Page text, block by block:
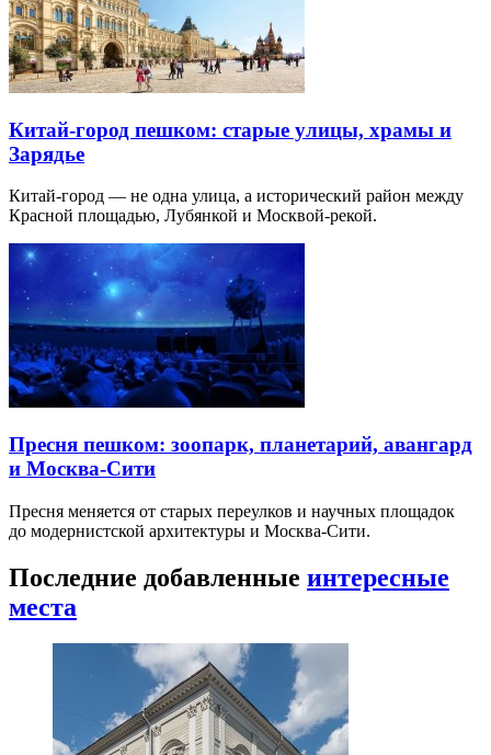
Китай-город пешком: старые улицы, храмы и
Зарядье
Китай-город — не одна улица, а исторический район между
Красной площадью, Лубянкой и Москвой-рекой.
Пресня пешком: зоопарк, планетарий, авангард
и Москва-Сити
Пресня меняется от старых переулков и научных площадок
до модернистской архитектуры и Москва-Сити.
Последние добавленные интересные
места